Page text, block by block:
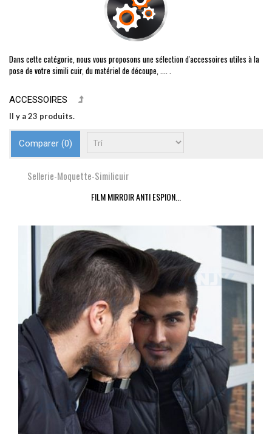
Dans cette catégorie, nous vous proposons une sélection d'accessoires utiles à la
pose de votre simili cuir, du matériel de découpe, .... .
ACCESSOIRES
Il y a 23 produits.
Comparer (0)
Sellerie-Moquette-Similicuir
FILM MIRROIR ANTI ESPION...